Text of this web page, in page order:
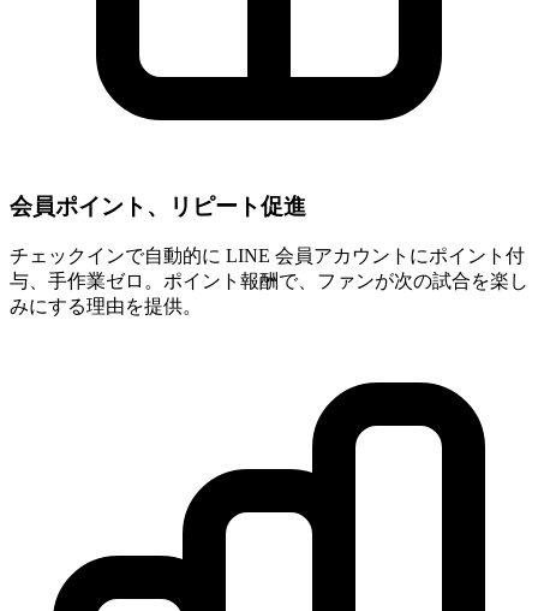
会員ポイント、リピート促進
チェックインで自動的に LINE 会員アカウントにポイント付
与、手作業ゼロ。ポイント報酬で、ファンが次の試合を楽し
みにする理由を提供。